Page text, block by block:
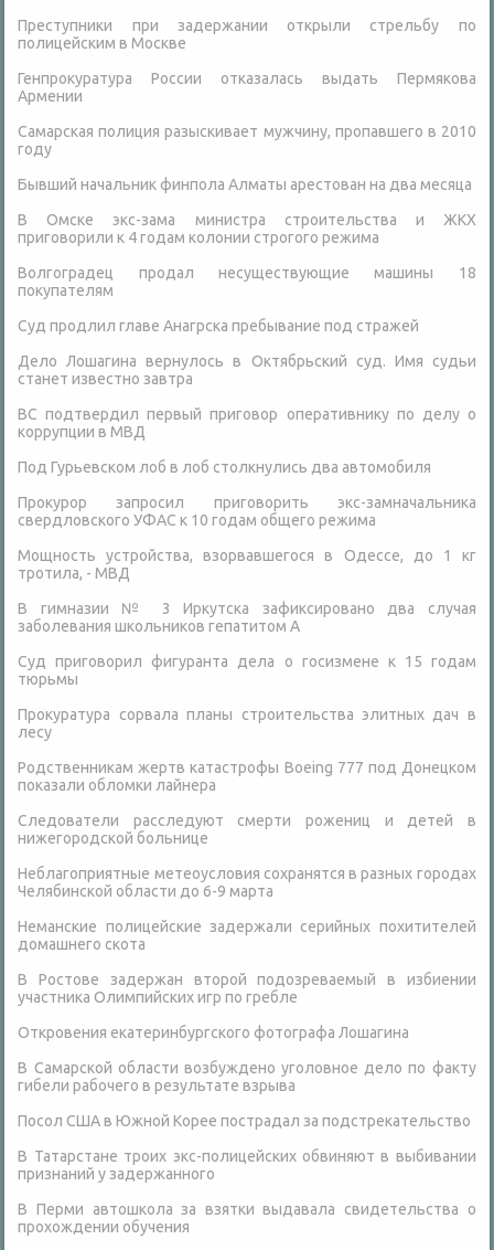
Преступники при задержании открыли стрельбу по
полицейским в Москве
Генпрокуратура России отказалась выдать Пермякова
Армении
Самарская полиция разыскивает мужчину, пропавшего в 2010
году
Бывший начальник финпола Алматы арестован на два месяца
В Омске экс-зама министра строительства и ЖКХ
приговорили к 4 годам колонии строгого режима
Волгоградец продал несуществующие машины 18
покупателям
Суд продлил главе Анагрска пребывание под стражей
Дело Лошагина вернулось в Октябрьский суд. Имя судьи
станет известно завтра
ВС подтвердил первый приговор оперативнику по делу о
коррупции в МВД
Под Гурьевском лоб в лоб столкнулись два автомобиля
Прокурор запросил приговорить экс-замначальника
свердловского УФАС к 10 годам общего режима
Мощность устройства, взорвавшегося в Одессе, до 1 кг
тротила, - МВД
В гимназии № 3 Иркутска зафиксировано два случая
заболевания школьников гепатитом А
Суд приговорил фигуранта дела о госизмене к 15 годам
тюрьмы
Прокуратура сорвала планы строительства элитных дач в
лесу
Родственникам жертв катастрофы Boeing 777 под Донецком
показали обломки лайнера
Следователи расследуют смерти рожениц и детей в
нижегородской больнице
Неблагоприятные метеоусловия сохранятся в разных городах
Челябинской области до 6-9 марта
Неманские полицейские задержали серийных похитителей
домашнего скота
В Ростове задержан второй подозреваемый в избиении
участника Олимпийских игр по гребле
Откровения екатеринбургского фотографа Лошагина
В Самарской области возбуждено уголовное дело по факту
гибели рабочего в результате взрыва
Посол США в Южной Корее пострадал за подстрекательство
В Татарстане троих экс-полицейских обвиняют в выбивании
признаний у задержанного
В Перми автошкола за взятки выдавала свидетельства о
прохождении обучения